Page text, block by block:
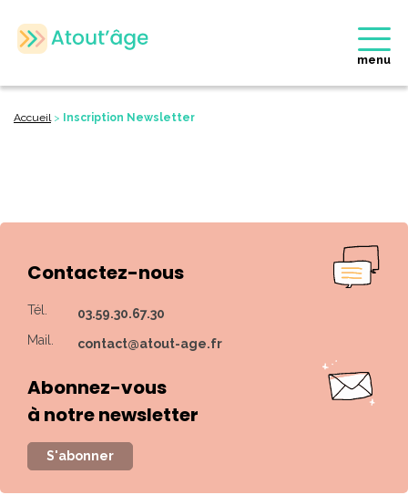
menu
Accueil> Inscription Newsletter
Contactez-nous
Tél.
03.59.30.67.30
Mail.
contact@atout-age.fr
Abonnez-vous
à notre newsletter
S'abonner